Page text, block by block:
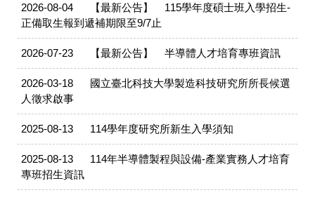
2026-08-04 【最新公告】
115學年度碩士班入學招生-
正備取生報到遞補期限至9/7止
2026-07-23 【最新公告】 半導體人才培育專班資訊
2026-03-18
國立臺北科技大學製造科技研究所所長候選
人徵求啟事
2025-08-13 114學年度研究所新生入學須知
2025-08-13
114年半導體製程與設備-產業實務人才培育
專班招生資訊